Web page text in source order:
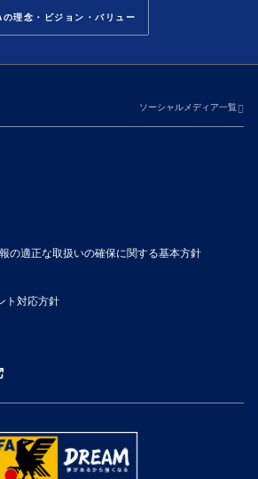
理念・ビジョン・バリュー
ソーシャルメディア一覧
の適正な取扱いの確保に関する基本方針
ト対応方針